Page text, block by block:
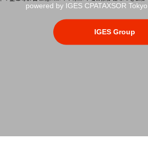
powered by IGES CPATAXSOR
IGES Group